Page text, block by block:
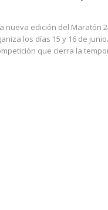
nueva edición del Maratón
los días 15 y 16 de
que cierra la